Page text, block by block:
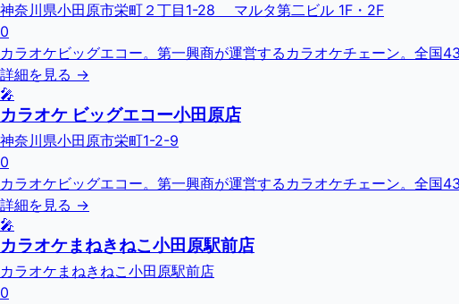
神奈川県小田原市栄町２丁目1-28 マルタ第二ビル 1F・2F
0
カラオケビッグエコー。第一興商が運営するカラオケチェーン。全国
詳細を見る →
🎤
カラオケ ビッグエコー小田原店
神奈川県小田原市栄町1-2-9
0
カラオケビッグエコー。第一興商が運営するカラオケチェーン。全国
詳細を見る →
🎤
カラオケまねきねこ小田原駅前店
カラオケまねきねこ小田原駅前店
0